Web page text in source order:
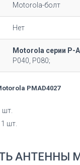
Motorola-болт
Нет
Motorola серии P-
P040, P080;
PMAD4027
шт.
шт.
АНТЕННЫ